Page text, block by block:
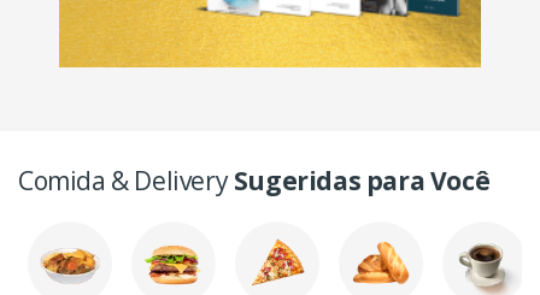
Comida & DeliverySugeridas para Você